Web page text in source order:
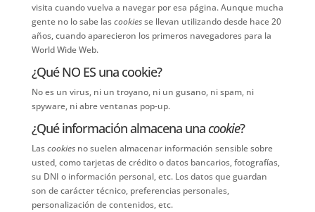
visita cuando vuelva a navegar por esa página. Aunque mucha
gente no lo sabe lascookiesse llevan utilizando desde hace 20
años, cuando aparecieron los primeros navegadores para la
World Wide Web.
¿Qué NO ES una cookie?
No es un virus, ni un troyano, ni un gusano, ni spam, ni
spyware, ni abre ventanas pop-up.
¿Qué información almacena unacookie?
Lascookiesno suelen almacenar información sensible sobre
usted, como tarjetas de crédito o datos bancarios, fotografías,
su DNI o información personal, etc. Los datos que guardan
son de carácter técnico, preferencias personales,
personalización de contenidos, etc.